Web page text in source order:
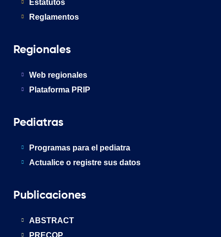
Estatutos
Reglamentos
Regionales
Web regionales
Plataforma PRIP
Pediatras
Programas para el pediatra
Actualice o registre sus datos
Publicaciones
ABSTRACT